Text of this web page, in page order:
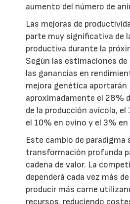
aumento del número de
Las mejoras de
parte muy significativa de
productiva durante la
Según las estimaciones de
las ganancias en
mejora genética aportarán
aproximadamente el 28%
de la producción avícola, el
el 10% en ovino y el 3% en
Este cambio de paradigma
transformación profunda
cadena de valor. La
dependerá cada vez más
producir más carne